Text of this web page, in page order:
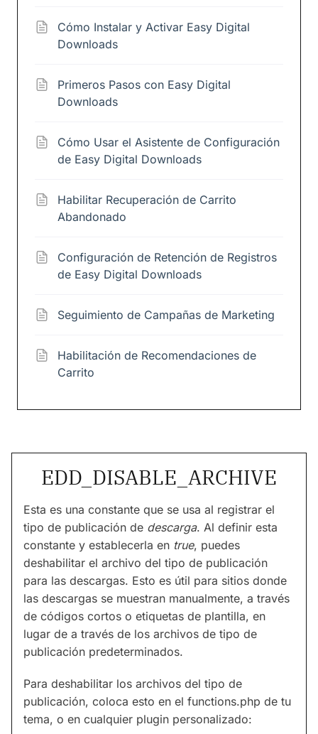
Cómo Instalar y Activar Easy Digital
Downloads
Primeros Pasos con Easy Digital
Downloads
Cómo Usar el Asistente de Configuración
de Easy Digital Downloads
Habilitar Recuperación de Carrito
Abandonado
Configuración de Retención de Registros
de Easy Digital Downloads
Seguimiento de Campañas de Marketing
Habilitación de Recomendaciones de
Carrito
EDD_DISABLE_ARCHIVE
Esta es una constante que se usa al registrar el
tipo de publicación de descarga. Al definir esta
constante y establecerla en true, puedes
deshabilitar el archivo del tipo de publicación
para las descargas. Esto es útil para sitios donde
las descargas se muestran manualmente, a través
de códigos cortos o etiquetas de plantilla, en
lugar de a través de los archivos de tipo de
publicación predeterminados.
Para deshabilitar los archivos del tipo de
publicación, coloca esto en el functions.php de tu
tema, o en cualquier plugin personalizado: